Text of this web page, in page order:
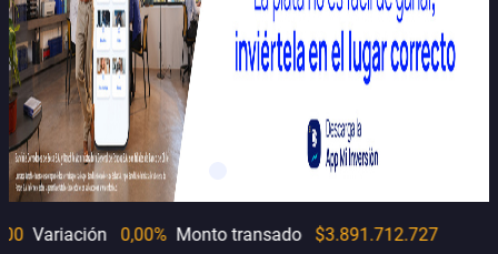
Variación 0,00% Monto transado $ 3.891.712.727